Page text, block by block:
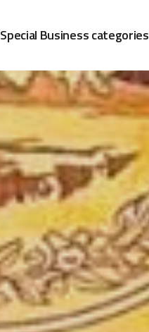
Special Business categories